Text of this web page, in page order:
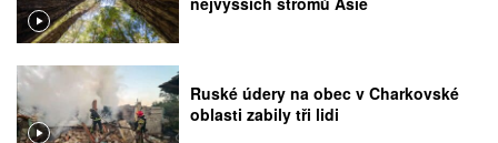
Ruské údery na obec v Charkovské
oblasti zabily tři lidi